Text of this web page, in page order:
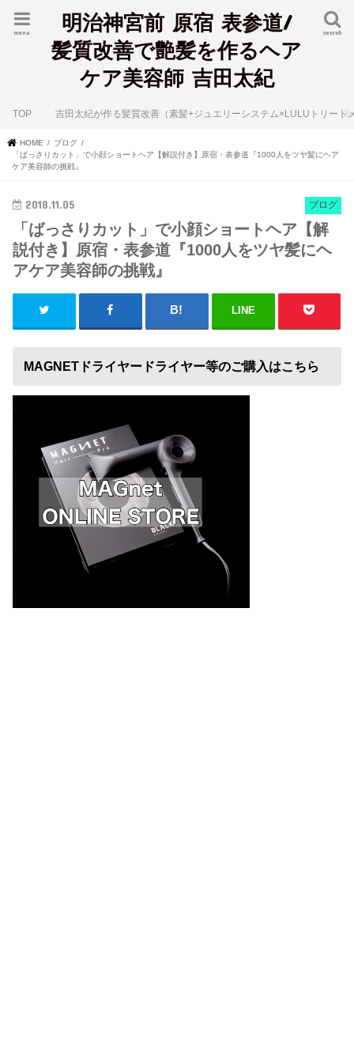
明治神宮前 原宿 表参道/
髪質改善で艶髪を作るヘア
ケア美容師 吉田太紀
search
menu
TOP 吉田太紀が作る髪質改善（素髪+ジュエリーシステム×LULUトリート
HOME
ブログ
「ばっさりカット」で小顔ショートヘア【解説付き】原宿・表参道『1000人をツヤ髪にヘア
ケア美容師の挑戦』
ブログ
2018.11.05
「ばっさりカット」で小顔ショートヘア【解
説付き】原宿・表参道『1000人をツヤ髪にヘ
アケア美容師の挑戦』
LINE
MAGNETドライヤードライヤー等のご購入はこちら